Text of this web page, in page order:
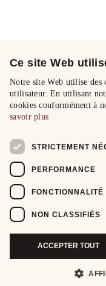
Ce site Web
Notre site Web utilise des
utilisateur. En utilisant
cookies conformément à
savoir plus
STRICTEMENT
PERFORMANCE
FONCTIONNALITÉ
NON CLASSIFIÉS
ACCEPTER TOUT